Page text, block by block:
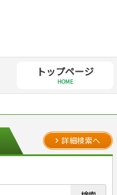
トップページ
HOME
詳細検索へ